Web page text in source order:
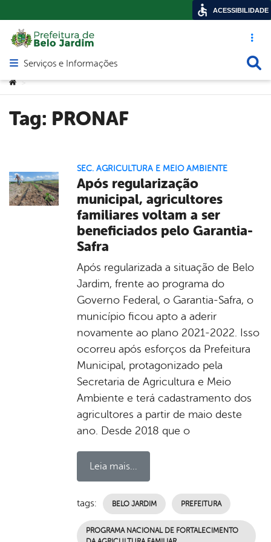
Acesso
Abrir menu principal de navegação
Serviços e Informações
Você está aqui:
>
Tag: PRONAF
SEC. AGRICULTURA E MEIO AMBIENTE
Após regularização
municipal, agricultores
familiares voltam a ser
beneficiados pelo Garantia-
Safra
Após regularizada a situação de Belo
Jardim, frente ao programa do
Governo Federal, o Garantia-Safra, o
município ficou apto a aderir
novamente ao plano 2021-2022. Isso
ocorreu após esforços da Prefeitura
Municipal, protagonizado pela
Secretaria de Agricultura e Meio
Ambiente e terá cadastramento dos
agricultores a partir de maio deste
ano. Desde 2018 que o
Leia mais...
tags: BELO JARDIM PREFEITURA
PROGRAMA NACIONAL DE FORTALECIMENTO
ACESSIBILIDADE